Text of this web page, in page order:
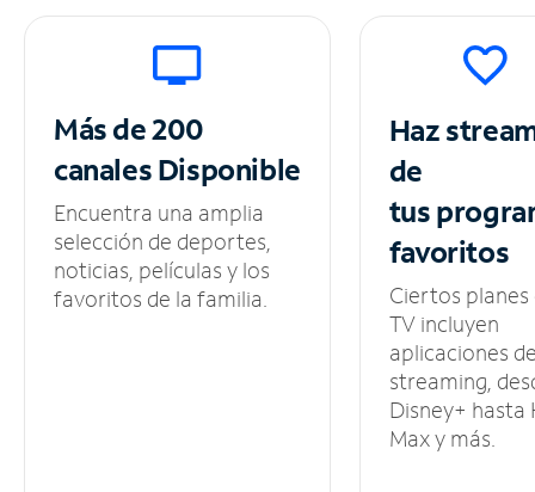
Más de 200
canalesDisponible
Encuentra una amplia
selección de deportes,
noticias, películas y los
favoritos de la familia.
Haz
de
tus
favoritos
Ciertos planes
TV incluyen
aplicaciones
streaming,
Disney+ hasta
Max y más.